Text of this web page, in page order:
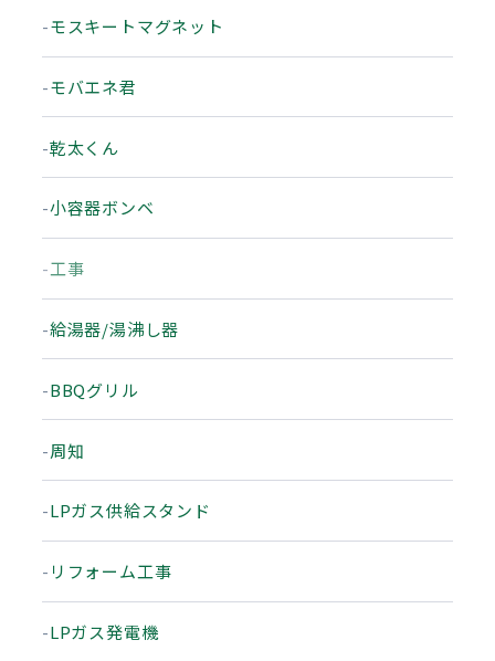
モスキートマグネット
モバエネ君
乾太くん
小容器ボンベ
工事
給湯器/湯沸し器
BBQグリル
周知
LPガス供給スタンド
リフォーム工事
LPガス発電機